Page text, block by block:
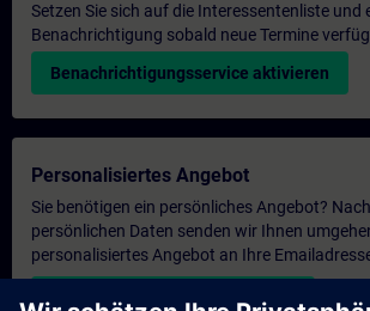
Setzen Sie sich auf die Interessentenliste und
Benachrichtigung sobald neue Termine
Benachrichtigungsservice aktivieren
Personalisiertes Angebot
Sie benötigen ein persönliches Angebot?
persönlichen Daten senden wir Ihnen
personalisiertes Angebot an Ihre
Persönliches Angebot zusenden